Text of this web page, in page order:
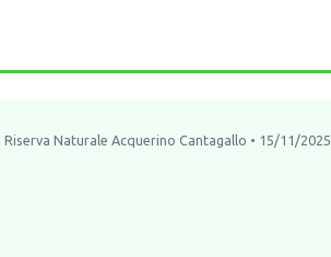
Naturale Acquerino Cantagallo • 15/11/2025